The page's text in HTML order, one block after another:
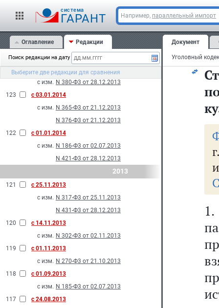
cистема
ГАРАНТ Например, параллельный импорт
Оглавление Редакции
Поиск редакции на дату
Выберите две редакции для сравнения
N 130-Ф3 от 05.05.2014
126
с 15.02.2014
с изм. N 5-Ф3 от 03.02.2014
125
с 21.01.2014
с изм. N 198-Ф3 от 23.07.2013
124
с 10.01.2014
с изм. N 380-Ф3 от 28.12.2013
123
с 03.01.2014
с изм. N 365-Ф3 от 21.12.2013
N 376-Ф3 от 21.12.2013
122
с 01.01.2014
с изм. N 186-Ф3 от 02.07.2013
N 421-Ф3 от 28.12.2013
2013
121
с 25.11.2013
с изм. N 317-Ф3 от 25.11.2013
N 431-Ф3 от 28.12.2013
120
с 14.11.2013
с изм. N 302-Ф3 от 02.11.2013
119
с 01.11.2013
с изм. N 270-Ф3 от 21.10.2013
118
с 01.09.2013
с изм. N 185-Ф3 от 02.07.2013
117
с 24.08.2013
Документ